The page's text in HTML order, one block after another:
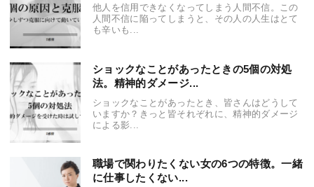
他人を信用できなくなってしまう人間不信。この
人間不信に陥ってしまうと、その人の人生はとて
も辛いも...
ショックなことがあったときの5個の対処
法。精神的ダメージ...
ショックなことがあったとき、皆さんはどうして
いますか？きっと皆それぞれに、精神的ダメージ
による影...
職場で関わりたくない女の6つの特徴。一緒
に仕事したくない...